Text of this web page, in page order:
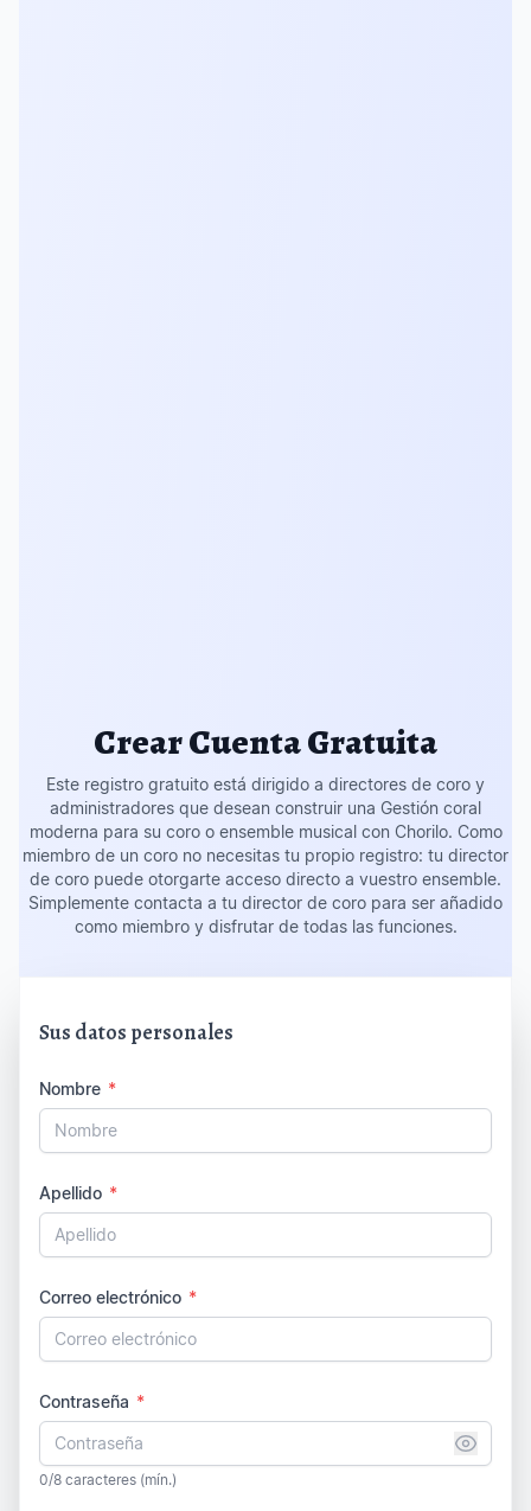
Crear Cuenta Gratuita
Este registro gratuito está dirigido a directores de coro y
administradores que desean construir una Gestión coral
moderna para su coro o ensemble musical con Chorilo. Como
miembro de un coro no necesitas tu propio registro: tu director
de coro puede otorgarte acceso directo a vuestro ensemble.
Simplemente contacta a tu director de coro para ser añadido
como miembro y disfrutar de todas las funciones.
Sus datos personales
Nombre *
Apellido *
Correo electrónico *
Contraseña *
0/8 caracteres (mín.)